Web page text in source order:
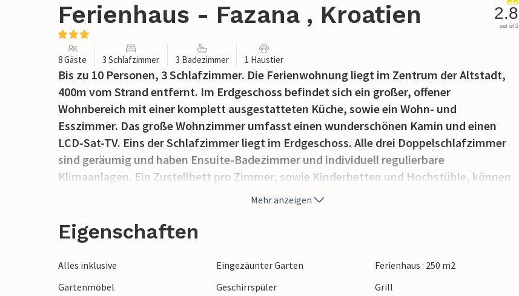
Ferienhaus - Fazana , Kroatien 2.8
out of 5
8 Gäste 3 Schlafzimmer 3 Badezimmer 1 Haustier
Bis zu 10 Personen, 3 Schlafzimmer. Die Ferienwohnung liegt im Zentrum der Altstadt,
400m vom Strand entfernt. Im Erdgeschoss befindet sich ein großer, offener
Wohnbereich mit einer komplett ausgestatteten Küche, sowie ein Wohn- und
Esszimmer. Das große Wohnzimmer umfasst einen wunderschönen Kamin und einen
LCD-Sat-TV. Eins der Schlafzimmer liegt im Erdgeschoss. Alle drei Doppelschlafzimmer
sind geräumig und haben Ensuite-Badezimmer und individuell regulierbare
Klimaanlagen. Ein Zustellbett pro Zimmer, sowie Kinderbetten und Hochstühle, können
kostenlos zur Verfügung gestellt werden. Jedes Bett ist mit Galaxie medizinischen
Kristall-Pads ausgestattet, die Ihnen einen guten Schlaf und viele andere
gesundheitliche Vorteile ermöglichen. Im Außenbereich befindet sich ein großer
Swimmingpool mit Sonnenliegen. Neben dem Pool gibt es eine überdachte Terrasse für
Mahlzeiten im Freien mit einem großen Grill. Die Villa liegt sehr ruhig und ist von
Mehr anzeigen
Eigenschaften
Alles inklusive Eingezäunter Garten
Ferienhaus : 250 m2
Gartenmöbel
Geschirrspüler
Grill